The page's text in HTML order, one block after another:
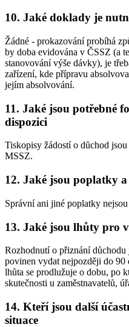
10. Jaké doklady je
Žádné - prokazování probíhá
by doba evidována v ČSSZ (a
stanovování výše dávky), je
zařízení, kde přípravu
jejím absolvování.
11. Jaké jsou potřebné
dispozici
Tiskopisy žádostí o důchod
MSSZ.
12. Jaké jsou poplatky
Správní ani jiné poplatky nejsou
13. Jaké jsou lhůty pro
Rozhodnutí o přiznání důchodu
povinen vydat nejpozději do 90
lhůta se prodlužuje o dobu, po
skutečnosti u zaměstnavatelů,
14. Kteří jsou další
situace